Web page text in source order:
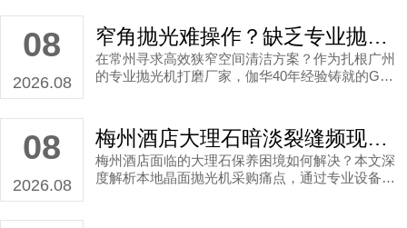
08
2026.08
窄角抛光难操作？缺乏专业抛光机打磨厂家，令您陷入客户流失危机！
在常州寻求高效狭窄空间清洁方案？作为扎根广州
的专业抛光机打磨厂家，伽华40年经验铸就的GS-
08
2026.08
梅州酒店大理石暗淡裂缝频现？挑选专业家用晶面抛光机批发厂家的关键决断
梅州酒店面临的大理石保养困境如何解决？本文深
度解析本地晶面抛光机采购痛点，通过专业设备参